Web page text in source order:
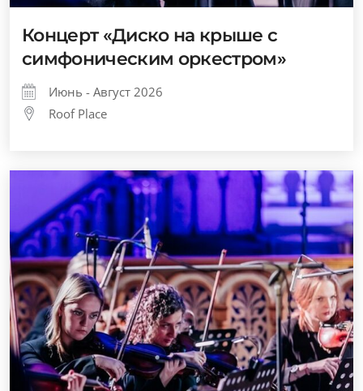
Концерт «Диско на крыше с
симфоническим оркестром»
Июнь - Август 2026
Roof Place